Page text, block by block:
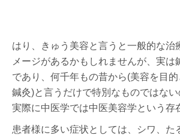
はり、きゅう美容と言うと一般的な治
メージがあるかもしれませんが、実は
であり、何千年もの昔から(美容を目
鍼灸)と言うだけで特別なものではない
実際に中医学では中医美容学という存
患者様に多い症状としては、シワ、た